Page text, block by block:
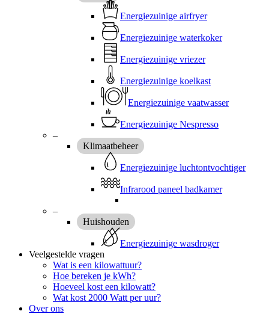
Energiezuinige airfryer
Energiezuinige waterkoker
Energiezuinige vriezer
Energiezuinige koelkast
Energiezuinige vaatwasser
Energiezuinige Nespresso
–
Klimaatbeheer
Energiezuinige luchtontvochtiger
Infrarood paneel badkamer
–
Huishouden
Energiezuinige wasdroger
Veelgestelde vragen
Wat is een kilowattuur?
Hoe bereken je kWh?
Hoeveel kost een kilowatt?
Wat kost 2000 Watt per uur?
Over ons